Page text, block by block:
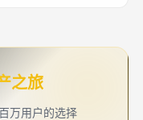
之旅
万用户的选择